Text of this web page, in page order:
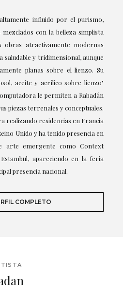
influido por el purismo,
con la belleza simplista
obras atractivamente modernas
y tridimensional, aunque
planas sobre el lienzo. Su
aceite y acrílico sobre lienzo"
le permiten a Rabadán
piezas terrenales y conceptuales.
realizando residencias en Francia
Unido y ha tenido presencia en
arte emergente como Context
apareciendo en la feria
presencia nacional.
COMPLETO